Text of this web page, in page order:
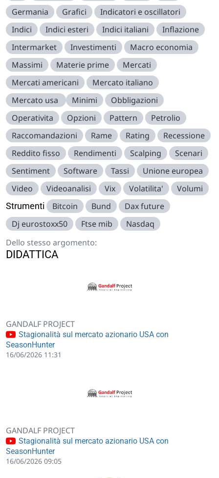
Germania
Grafici
Indicatori e oscillatori
Indici
Indici esteri Indici italiani
Inflazione
Intermarket
Investimenti
Macro economia
Massimi
Materie prime
Mercati
Mercati americani
Mercato italiano
Mercato usa
Minimi
Obbligazioni
Operativita
Opzioni Pattern
Petrolio
Raccomandazioni
Rame Rating
Recessione
Reddito fisso
Rendimenti Scalping
Scenari
Sentiment
Software Tassi
Unione europea
Video
Videoanalisi Vix Volatilita' Volumi
Strumenti Bitcoin Bund
Dax future
Dj eurostoxx50
Ftse mib
Nasdaq
Dello stesso argomento:
DIDATTICA
GANDALF PROJECT
Stagionalità sul mercato azionario USA con
SeasonHunter
16/06/2026 11:31
GANDALF PROJECT
Stagionalità sul mercato azionario USA con
SeasonHunter
16/06/2026 09:05